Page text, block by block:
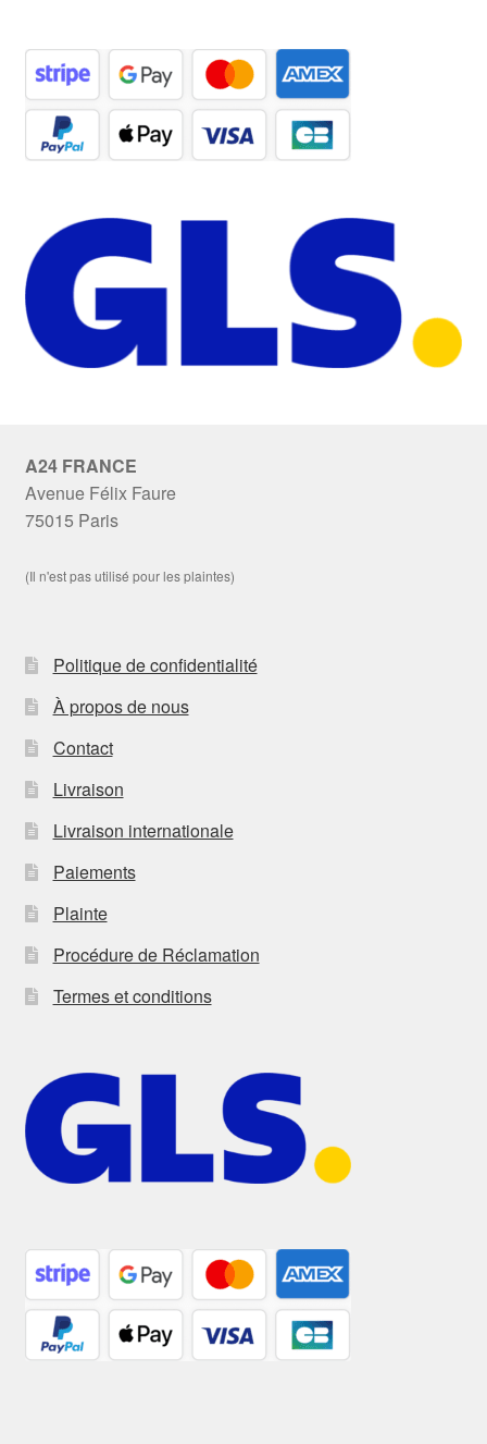
A24 FRANCE
Avenue Félix Faure
75015 Paris
(Il n'est pas utilisé pour les plaintes)
Politique de confidentialité
À propos de nous
Contact
Livraison
Livraison internationale
Paiements
Plainte
Procédure de Réclamation
Termes et conditions